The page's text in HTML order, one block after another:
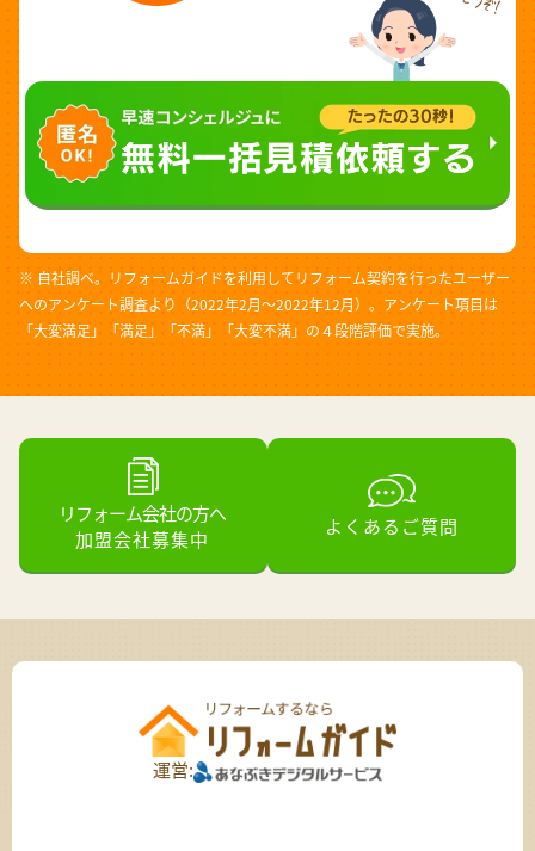
※ 自社調べ。リフォームガイドを利用してリフォーム契約を行ったユーザー
へのアンケート調査より（2022年2月～2022年12月）。アンケート項目は
「大変満足」「満足」「不満」「大変不満」の４段階評価で実施。
リフォーム会社の方へ
加盟会社募集中
よくあるご質問
運営: